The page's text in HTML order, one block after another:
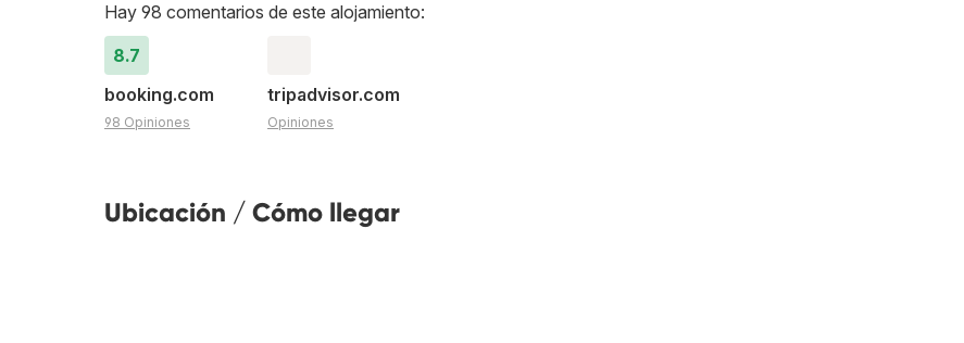
Hay 98 comentarios de este alojamiento:
8.7
booking.com
98 Opiniones
tripadvisor.com
Opiniones
Ubicación / Cómo llegar